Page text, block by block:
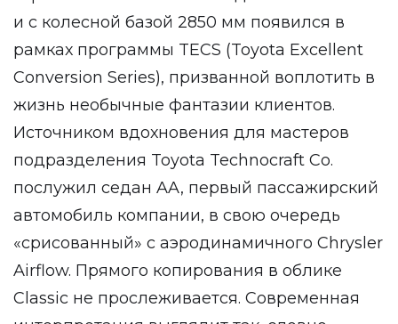
и с колесной базой 2850 мм появился в
рамках программы TECS (Toyota Excellent
Conversion Series), призванной воплотить в
жизнь необычные фантазии клиентов.
Источником вдохновения для мастеров
подразделения Toyota Technocraft Co.
послужил седан AA, первый пассажирский
автомобиль компании, в свою очередь
«срисованный» с аэродинамичного Chrysler
Airflow. Прямого копирования в облике
Classic не прослеживается. Современная